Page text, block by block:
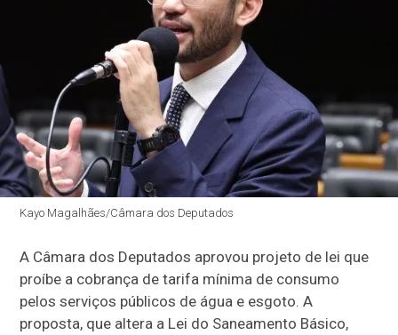
Kayo Magalhães/Câmara dos Deputados
A Câmara dos Deputados aprovou projeto de lei que
proíbe a cobrança de tarifa mínima de consumo
pelos serviços públicos de água e esgoto. A
proposta, que altera a Lei do Saneamento Básico,